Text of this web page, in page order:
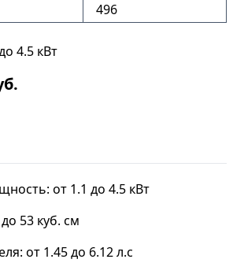
496
4.5 кВт
от 1.1 до 4.5 кВт
53 куб. см
от 1.45 до 6.12 л.с